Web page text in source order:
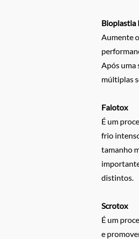
Bioplastia
Aumente
Após uma
múltiplas
Falotox
É um
frio
tamanho
distintos.
Scrotox
É um
e